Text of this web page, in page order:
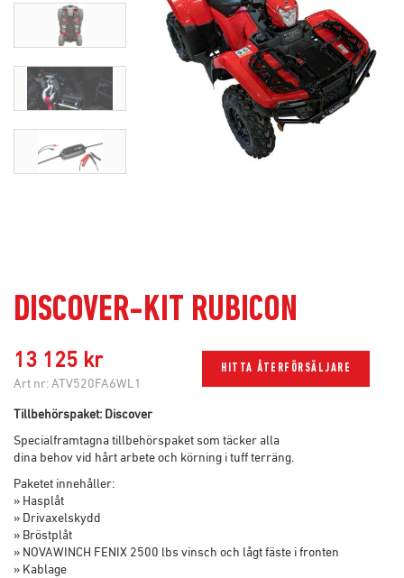
DISCOVER-KIT RUBICON
13 125 kr
Art nr: ATV520FA6WL1
HITTA ÅTERFÖRSÄLJARE
Tillbehörspaket: Discover
Specialframtagna tillbehörspaket som täcker alla
dina behov vid hårt arbete och körning i tuff terräng.
Paketet innehåller:
» Hasplåt
» Drivaxelskydd
» Bröstplåt
» NOVAWINCH FENIX 2500 lbs vinsch och lågt fäste i fronten
» Kablage